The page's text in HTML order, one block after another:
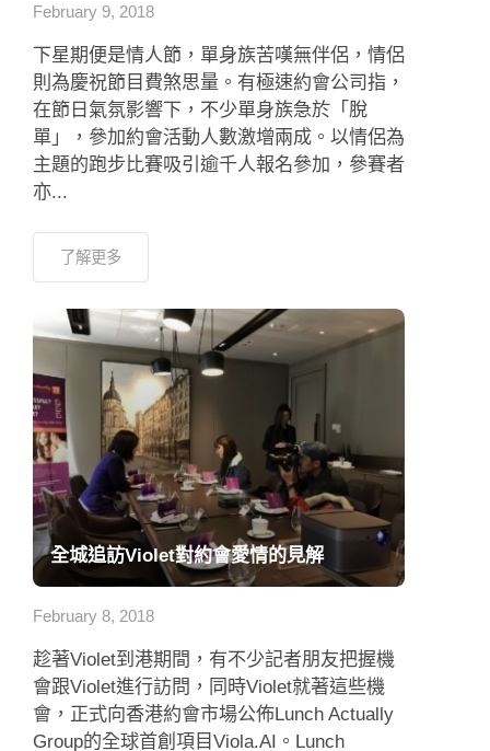
February 9, 2018
下星期便是情人節，單身族苦嘆無伴侶，情侶
則為慶祝節目費煞思量。有極速約會公司指，
在節日氣氛影響下，不少單身族急於「脫
單」，參加約會活動人數激增兩成。以情侶為
主題的跑步比賽吸引逾千人報名參加，參賽者
亦...
了解更多
全城追訪Violet對約會愛情的見解
February 8, 2018
趁著Violet到港期間，有不少記者朋友把握機
會跟Violet進行訪問，同時Violet就著這些機
會，正式向香港約會市場公佈Lunch Actually
Group的全球首創項目Viola.AI。Lunch